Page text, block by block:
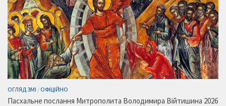
ОГЛЯД ЗМІ / ОФІЦІЙНО
Пасхальне послання Митрополита Володимира Війтишина 2026